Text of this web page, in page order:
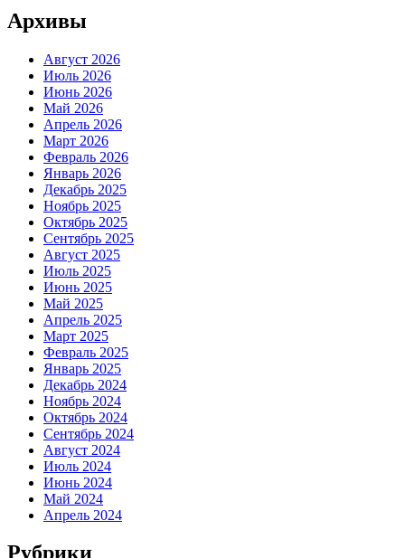
Архивы
Август 2026
Июль 2026
Июнь 2026
Май 2026
Апрель 2026
Март 2026
Февраль 2026
Январь 2026
Декабрь 2025
Ноябрь 2025
Октябрь 2025
Сентябрь 2025
Август 2025
Июль 2025
Июнь 2025
Май 2025
Апрель 2025
Март 2025
Февраль 2025
Январь 2025
Декабрь 2024
Ноябрь 2024
Октябрь 2024
Сентябрь 2024
Август 2024
Июль 2024
Июнь 2024
Май 2024
Апрель 2024
Рубрики